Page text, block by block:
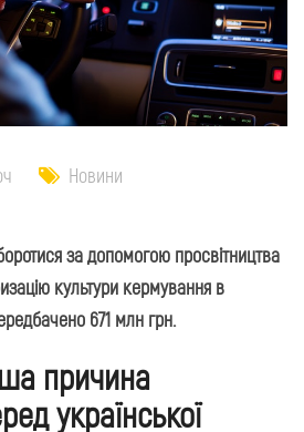
Новини
за допомогою просвітництва
культури кермування в
671 млн грн.
причина
української